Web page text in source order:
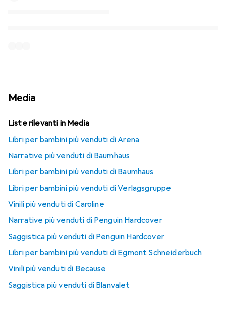
Media
Liste rilevanti in Media
Libri per bambini più venduti di Arena
Narrative più venduti di Baumhaus
Libri per bambini più venduti di Baumhaus
Libri per bambini più venduti di Verlagsgruppe
Vinili più venduti di Caroline
Narrative più venduti di Penguin Hardcover
Saggistica più venduti di Penguin Hardcover
Libri per bambini più venduti di Egmont Schneiderbuch
Vinili più venduti di Because
Saggistica più venduti di Blanvalet